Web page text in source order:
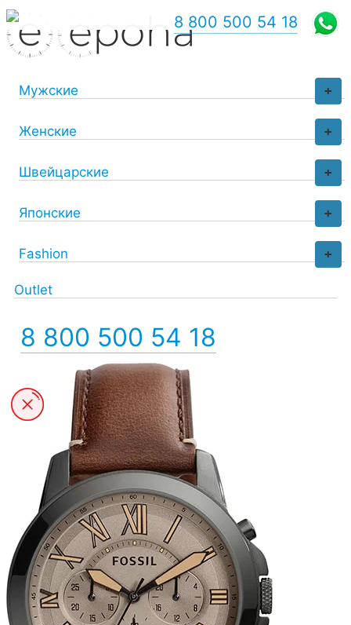
+
Мужские
+
Женские
+
Швейцарские
+
Японские
+
Fashion
Outlet
8 800 500 54 18
8 800 500 54 18